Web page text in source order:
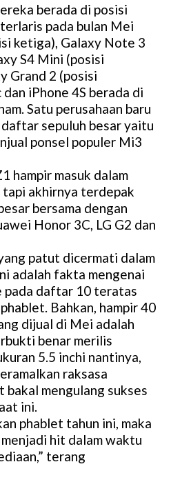
berada di posisi
pada bulan Mei
ketiga), Galaxy Note 3
S4 Mini (posisi
Grand 2 (posisi
iPhone 4S berada di
Satu perusahaan baru
sepuluh besar yaitu
ponsel populer Mi3
hampir masuk dalam
tapi akhirnya terdepak
bersama dengan
Honor 3C, LG G2 dan
patut dicermati dalam
adalah fakta mengenai
pada daftar 10 teratas
Bahkan, hampir 40
dijual di Mei adalah
benar merilis
5.5 inchi nantinya,
raksasa
mengulang sukses
ini.
phablet tahun ini, maka
hit dalam waktu
terang